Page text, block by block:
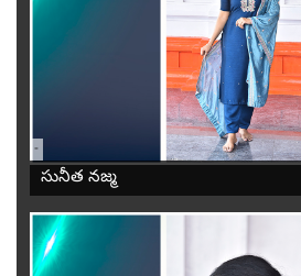
-
సునీత నజ్మ